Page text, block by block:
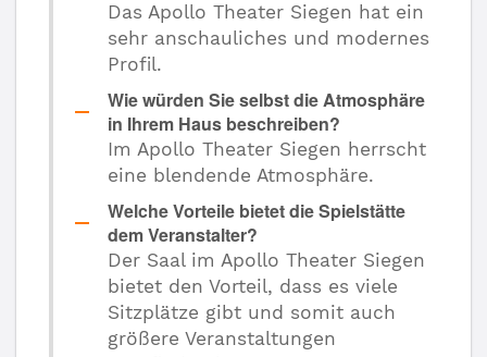
Das Apollo Theater Siegen hat ein
sehr anschauliches und modernes
Profil.
Wie würden Sie selbst die Atmosphäre
in Ihrem Haus beschreiben?
Im Apollo Theater Siegen herrscht
eine blendende Atmosphäre.
Welche Vorteile bietet die Spielstätte
dem Veranstalter?
Der Saal im Apollo Theater Siegen
bietet den Vorteil, dass es viele
Sitzplätze gibt und somit auch
größere Veranstaltungen